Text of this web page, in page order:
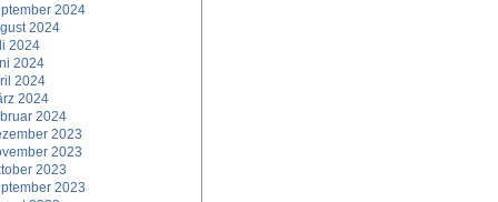
2024
2024
2024
2024
2024
2024
2024
2023
2023
2023
2023